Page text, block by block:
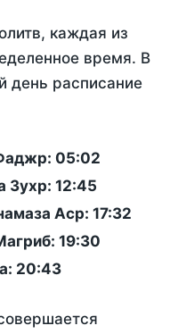
каждая из
время. В
день расписание
05:02
Зухр: 12:45
Аср: 17:32
19:30
20:43